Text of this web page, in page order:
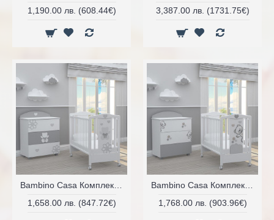
1,190.00 лв. (608.44€)
3,387.00 лв. (1731.75€)
1,658.00 лв. (847.72€)
1,768.00 лв. (903.96€)